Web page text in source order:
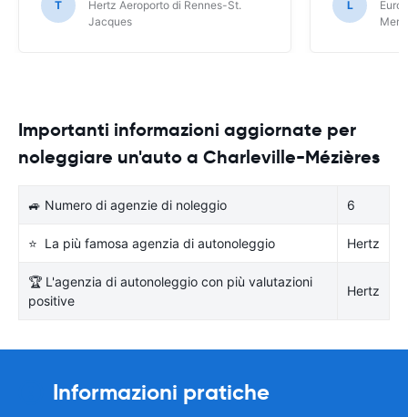
T
Hertz Aeroporto di Rennes-St.
Jacques
L
Importanti informazioni aggiornate per
noleggiare un'auto a Charleville-Mézières
🚙 Numero di agenzie di noleggio 6
⭐ La più famosa agenzia di autonoleggio Hertz
🏆 L'agenzia di autonoleggio con più valutazioni
positive
Hertz
Informazioni pratiche